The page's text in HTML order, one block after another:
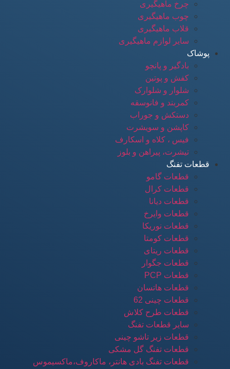
چرخ ماهیگیری
چوب ماهیگیری
قلاب ماهیگیری
سایر لوازم ماهیگیری
پوشاک
بادگیر و پانچو
کفش و پوتین
شلوار و شلوارک
کمربند و فانوسقه
دستکش و جوراب
کاپشن و سویشرت
فیس ، کلاه و اسکارف
تیشرت، پیراهن و بلوز
قطعات تفنگ
قطعات گامو
قطعات کرال
قطعات دیانا
قطعات وایرخ
قطعات نوریکا
قطعات کومتا
قطعات ریتای
قطعات جگوار
قطعات PCP
قطعات هاتسان
قطعات چینی 62
قطعات طرح کلاش
سایر قطعات تفنگ
قطعات زیر تاشو چینی
قطعات تفنگ گل مشکی
قطعات تفنگ بادی هانتر، ماکاروف،ماکسیموس